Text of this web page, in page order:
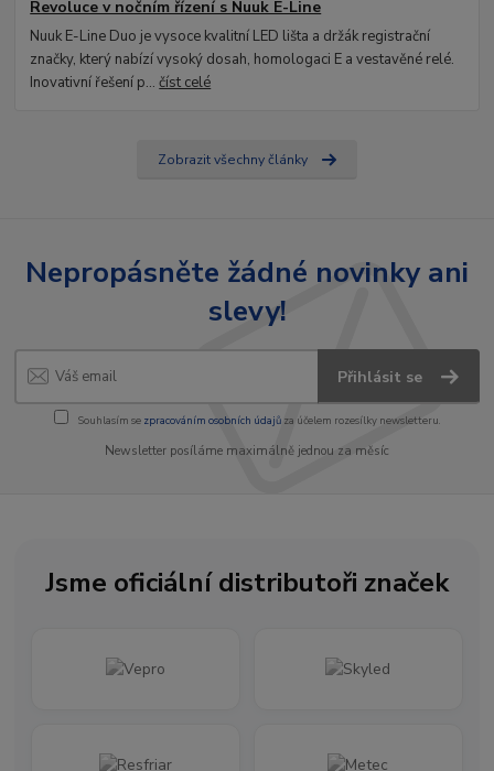
Revoluce v nočním řízení s Nuuk E-Line
Nuuk E-Line Duo je vysoce kvalitní LED lišta a držák registrační
značky, který nabízí vysoký dosah, homologaci E a vestavěné relé.
Inovativní řešení p...číst celé
Zobrazit všechny články
Nepropásněte žádné novinky ani
slevy!
Přihlásit se
Souhlasím se zpracováním osobních údajůza účelem rozesílky newsletteru.
Newsletter posíláme maximálně jednou za měsíc
Jsme oficiální distributoři značek